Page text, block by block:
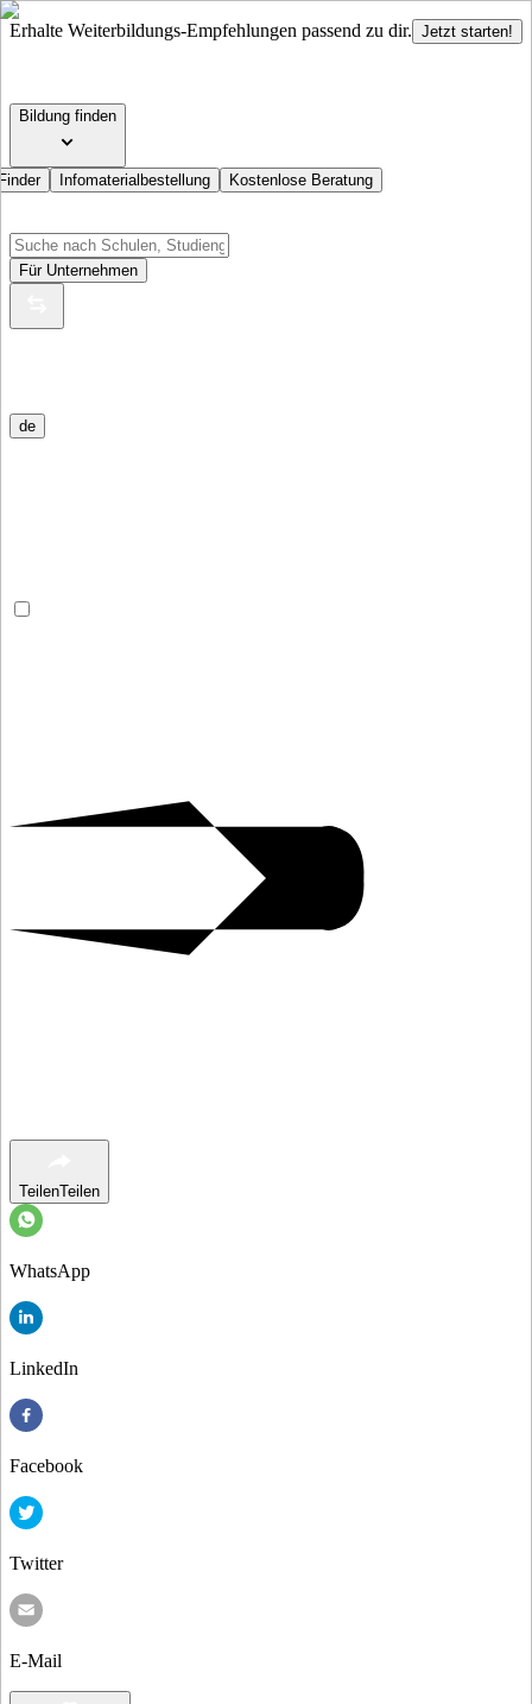
Erhalte Weiterbildungs-Empfehlungen passend zu dir. Jetzt starten!
Bildung finden
Infomaterialbestellung Kostenlose Beratung
Für Unternehmen
de
TeilenTeilen
WhatsApp
LinkedIn
Facebook
Twitter
E-Mail